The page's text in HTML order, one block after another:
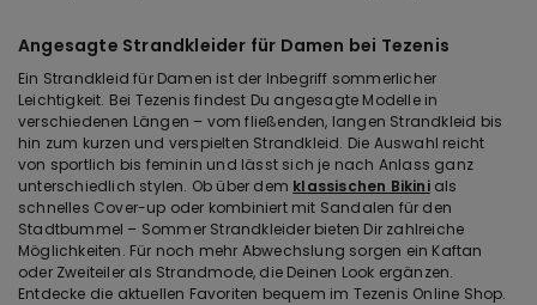
Angesagte Strandkleider für Damen bei Tezenis
Ein Strandkleid für Damen ist der Inbegriff sommerlicher
Leichtigkeit. Bei Tezenis findest Du angesagte Modelle in
verschiedenen Längen – vom fließenden, langen Strandkleid bis
hin zum kurzen und verspielten Strandkleid. Die Auswahl reicht
von sportlich bis feminin und lässt sich je nach Anlass ganz
unterschiedlich stylen. Ob über dem klassischen Bikinials
schnelles Cover-up oder kombiniert mit Sandalen für den
Stadtbummel – Sommer Strandkleider bieten Dir zahlreiche
Möglichkeiten. Für noch mehr Abwechslung sorgen ein Kaftan
oder Zweiteiler als Strandmode, die Deinen Look ergänzen.
Entdecke die aktuellen Favoriten bequem im Tezenis Online Shop.